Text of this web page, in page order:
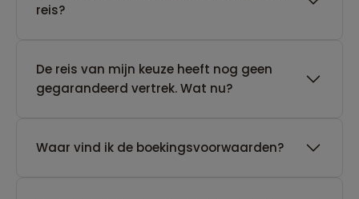
reis?
De reis van mijn keuze heeft nog geen
gegarandeerd vertrek. Wat nu?
Waar vind ik de boekingsvoorwaarden?